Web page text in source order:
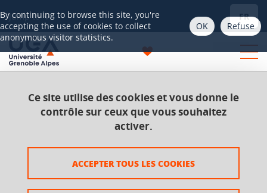
Ce site utilise des cookies et vous donne le
contrôle sur ceux que vous souhaitez
activer.
ACCEPTER TOUS LES COOKIES
By continuing to browse this site, you're
accepting the use of cookies to collect
anonymous visitor statistics.
OK Refuse
Jump to FR
List of contacts
Not sure whom to contact? Your contact person depends
on your question, field of study, and status.
Read more on Université Grenoble Alpes website